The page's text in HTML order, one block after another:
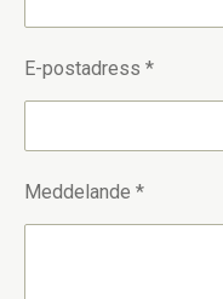
E-postadress *
Meddelande *